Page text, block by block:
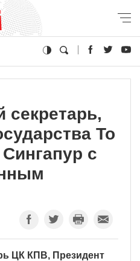
секретарь,
То
с
ЦК КПВ, Президент